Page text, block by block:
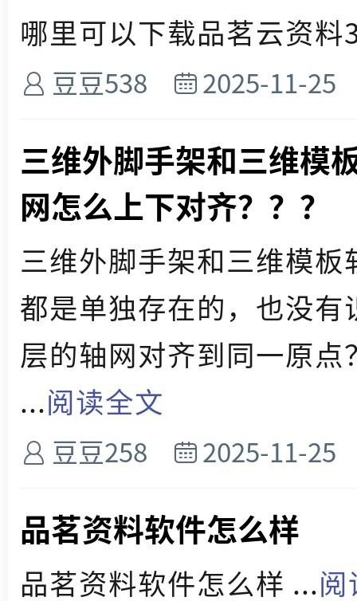
哪里可以下载品茗云资
豆豆538 2025-11-25
三维外脚手架和三维模
网怎么上下对齐？？？
三维外脚手架和三维模
都是单独存在的，也没
层的轴网对齐到同一原
...阅读全文
豆豆258 2025-11-25
品茗资料软件怎么样
品茗资料软件怎么样 ...